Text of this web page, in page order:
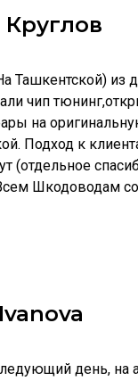
Ташкентской) из
чип
на
Подход к
(отдельное
Шкодоводам
день,